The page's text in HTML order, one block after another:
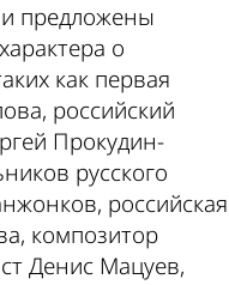
предложены
о
как первая
российский
Прокудин-
русского
российская
композитор
Денис Мацуев,